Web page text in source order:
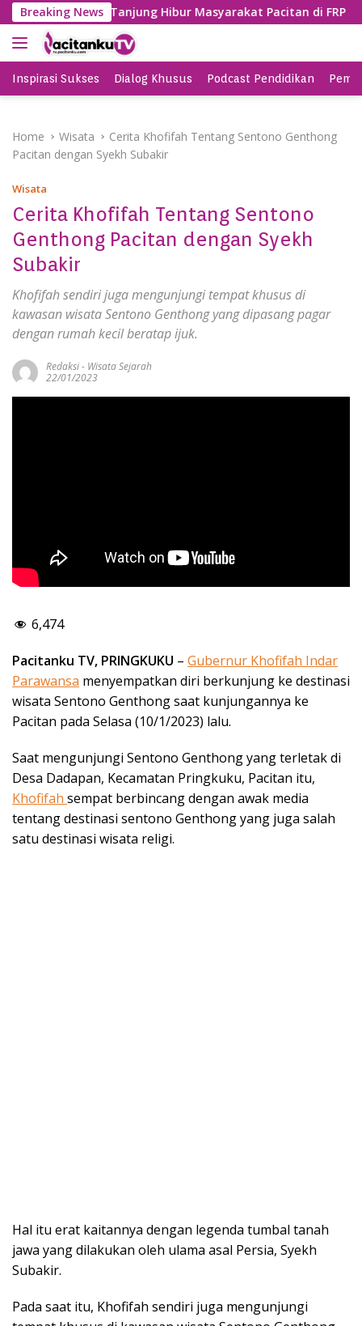
k
p
o
Breaking News
Ceria Sinar Tanjung Hibur Masyarakat Pacitan di FRP 2023
Inspirasi Sukses Dialog Khusus Podcast Pendidikan
Home Wisata
Cerita Khofifah Tentang Sentono Genthong
Pacitan dengan Syekh Subakir
Wisata
Cerita Khofifah Tentang Sentono
Genthong Pacitan dengan Syekh
Subakir
Khofifah sendiri juga mengunjungi tempat khusus di
kawasan wisata Sentono Genthong yang dipasang pagar
dengan rumah kecil beratap ijuk.
Redaksi- Wisata Sejarah
22/01/2023
6,474
Pacitanku TV, PRINGKUKU – Gubernur Khofifah Indar
Parawansa menyempatkan diri berkunjung ke destinasi
wisata Sentono Genthong saat kunjungannya ke
Pacitan pada Selasa (10/1/2023) lalu.
Saat mengunjungi Sentono Genthong yang terletak di
Desa Dadapan, Kecamatan Pringkuku, Pacitan itu,
Khofifah sempat berbincang dengan awak media
tentang destinasi sentono Genthong yang juga salah
satu destinasi wisata religi.
Hal itu erat kaitannya dengan legenda tumbal tanah
jawa yang dilakukan oleh ulama asal Persia, Syekh
Subakir.
Pada saat itu, Khofifah sendiri juga mengunjungi